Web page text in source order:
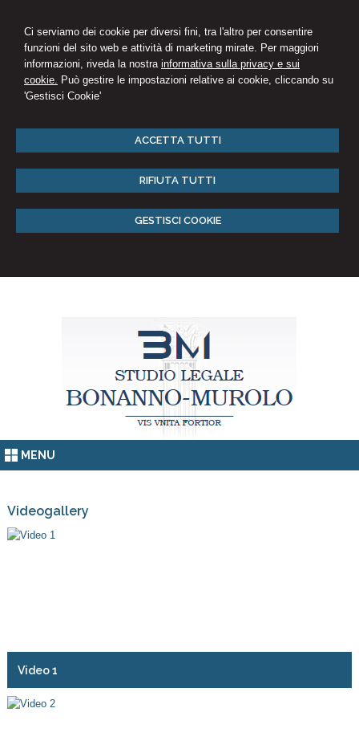
Ci serviamo dei cookie per diversi fini, tra l'altro per consentire
funzioni del sito web e attività di marketing mirate. Per maggiori
informazioni, riveda la nostra informativa sulla privacy e sui
cookie. Può gestire le impostazioni relative ai cookie, cliccando su
'Gestisci Cookie'
ACCETTA TUTTI
RIFIUTA TUTTI
GESTISCI COOKIE
MENU
Videogallery
Video 1